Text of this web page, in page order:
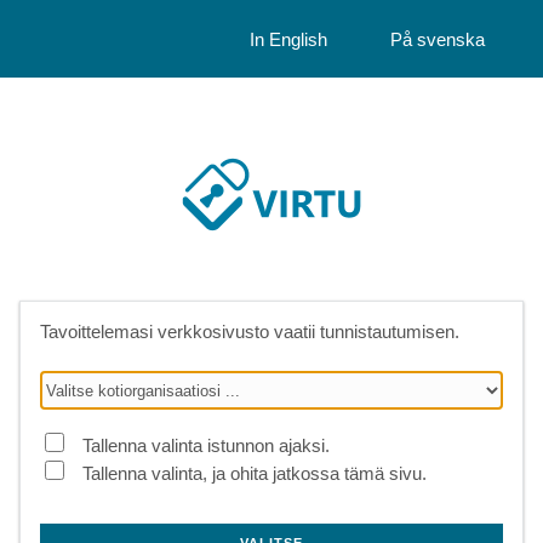
In English På svenska
Tavoittelemasi verkkosivusto vaatii tunnistautumisen.
Tallenna valinta istunnon ajaksi.
Tallenna valinta, ja ohita jatkossa tämä sivu.